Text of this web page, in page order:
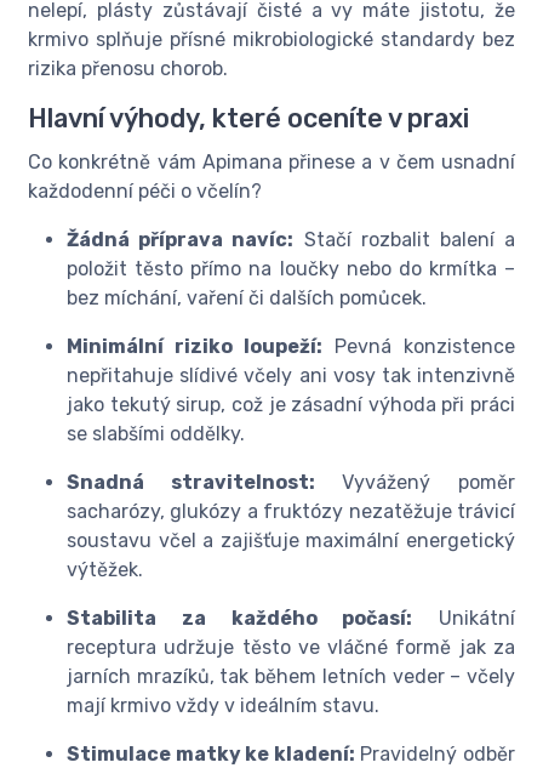
nelepí, plásty zůstávají čisté a vy máte jistotu, že
krmivo splňuje přísné mikrobiologické standardy bez
rizika přenosu chorob.
Hlavní výhody, které oceníte v praxi
Co konkrétně vám Apimana přinese a v čem usnadní
každodenní péči o včelín?
Žádná příprava navíc: Stačí rozbalit balení a
položit těsto přímo na loučky nebo do krmítka –
bez míchání, vaření či dalších pomůcek.
Minimální riziko loupeží: Pevná konzistence
nepřitahuje slídivé včely ani vosy tak intenzivně
jako tekutý sirup, což je zásadní výhoda při práci
se slabšími oddělky.
Snadná stravitelnost: Vyvážený poměr
sacharózy, glukózy a fruktózy nezatěžuje trávicí
soustavu včel a zajišťuje maximální energetický
výtěžek.
Stabilita za každého počasí: Unikátní
receptura udržuje těsto ve vláčné formě jak za
jarních mrazíků, tak během letních veder – včely
mají krmivo vždy v ideálním stavu.
Stimulace matky ke kladení: Pravidelný odběr